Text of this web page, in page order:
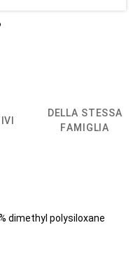
DELLA STESSA
FAMIGLIA
dimethyl polysiloxane